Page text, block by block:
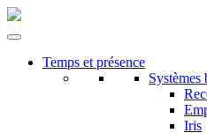
Temps et présence
Systèmes
Iris